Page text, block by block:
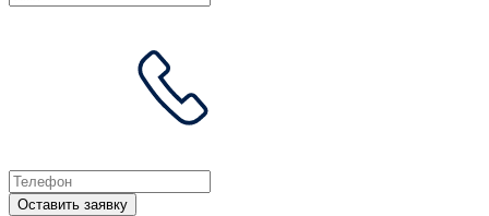
Оставить заявку